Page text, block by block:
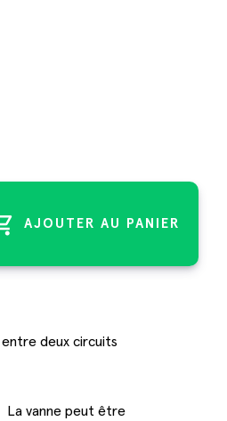
AJOUTER AU PANIER
deux circuits
La vanne peut être